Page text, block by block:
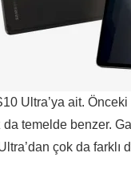
Ultra’ya ait.
da temelde benzer.
çok da